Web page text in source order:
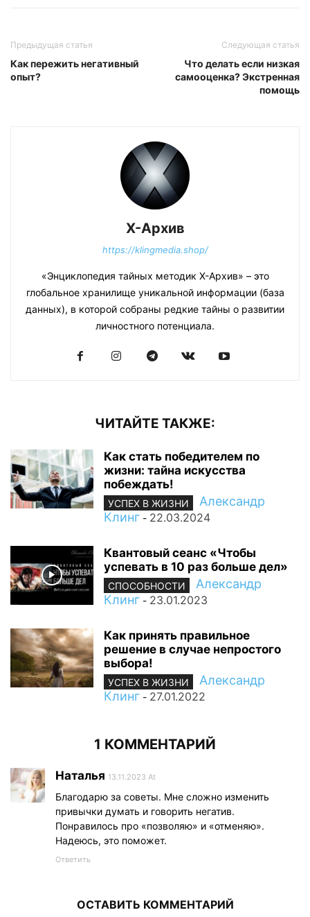
Предыдущая статья
Как пережить негативный
опыт?
Следующая статья
Что делать если низкая
самооценка? Экстренная
помощь
Х-Архив
https://klingmedia.shop/
«Энциклопедия тайных методик Х-Архив» – это
глобальное хранилище уникальной информации (база
данных), в которой собраны редкие тайны о развитии
личностного потенциала.
ЧИТАЙТЕ ТАКЖЕ:
Как стать победителем по
жизни: тайна искусства
побеждать!
УСПЕХ В ЖИЗНИ
Александр
Клинг - 22.03.2024
Квантовый сеанс «Чтобы
успевать в 10 раз больше дел»
СПОСОБНОСТИ
Александр
Клинг - 23.01.2023
Как принять правильное
решение в случае непростого
выбора!
УСПЕХ В ЖИЗНИ
Александр
Клинг - 27.01.2022
1 КОММЕНТАРИЙ
Наталья 13.11.2023 At
Благодарю за советы. Мне сложно изменить
привычки думать и говорить негатив.
Понравилось про «позволяю» и «отменяю».
Надеюсь, это поможет.
Ответить
ОСТАВИТЬ КОММЕНТАРИЙ